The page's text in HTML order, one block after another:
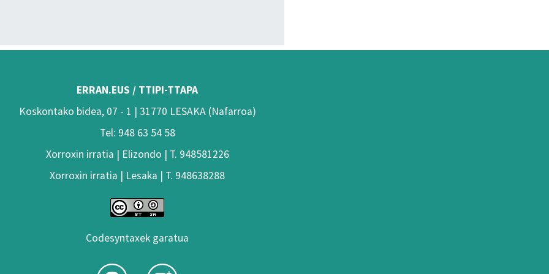
ERRAN.EUS / TTIPI-TTAPA
Koskontako bidea, 07 - 1 | 31770 LESAKA (Nafarroa)
Tel: 948 63 54 58
Xorroxin irratia | Elizondo | T. 948581226
Xorroxin irratia | Lesaka | T. 948638288
Codesyntaxek garatua